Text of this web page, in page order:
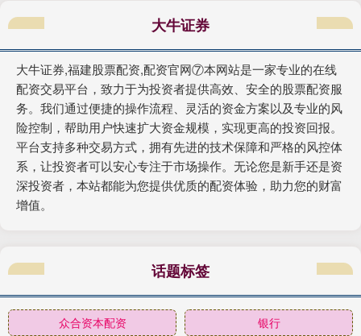
大牛证券
大牛证券,福建股票配资,配资官网⑦本网站是一家专业的在线
配资交易平台，致力于为投资者提供高效、安全的股票配资服
务。我们通过便捷的操作流程、灵活的资金方案以及专业的风
险控制，帮助用户快速扩大资金规模，实现更高的投资回报。
平台支持多种交易方式，拥有先进的技术保障和严格的风控体
系，让投资者可以安心专注于市场操作。无论您是新手还是资
深投资者，本站都能为您提供优质的配资体验，助力您的财富
增值。
话题标签
众合资本配资 银行